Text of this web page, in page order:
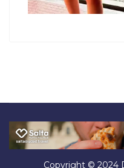
Copyright © 2024